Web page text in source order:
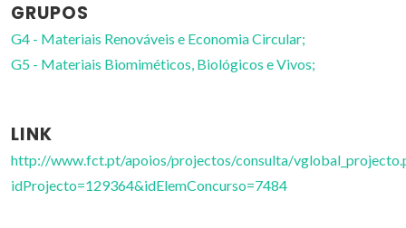
GRUPOS
G4 - Materiais Renováveis e Economia Circular;
G5 - Materiais Biomiméticos, Biológicos e Vivos;
LINK
http://www.fct.pt/apoios/projectos/consulta/
idProjecto=129364&idElemConcurso=7484